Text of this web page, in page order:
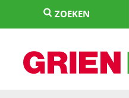
springen
ZOEKEN